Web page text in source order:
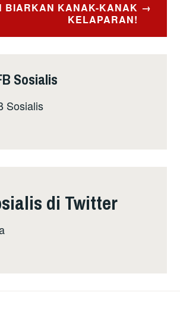
BIARKAN KANAK-KANAK
KELAPARAN!
Sosialis
Sosialis
di Twitter